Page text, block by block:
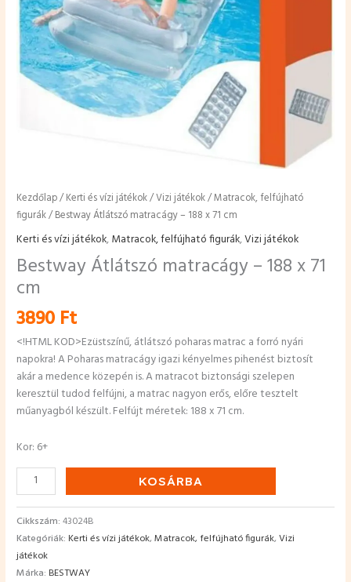
Kezdőlap/Kerti és vízi játékok/Vizi játékok/Matracok, felfújható
figurák/ Bestway Átlátszó matracágy – 188 x 71 cm
Kerti és vízi játékok,Matracok, felfújható figurák,Vizi játékok
Bestway Átlátszó matracágy – 188 x 71
cm
3890 Ft
<!HTML KOD>Ezüstszínű, átlátszó poharas matrac a forró nyári
napokra! A Poharas matracágy igazi kényelmes pihenést biztosít
akár a medence közepén is. A matracot biztonsági szelepen
keresztül tudod felfújni, a matrac nagyon erős, előre tesztelt
műanyagból készült. Felfújt méretek: 188 x 71 cm.
Kor: 6+
KOSÁRBA
Cikkszám:43024B
Kategóriák: Kerti és vízi játékok,Matracok, felfújható figurák,Vizi
játékok
Márka: BESTWAY